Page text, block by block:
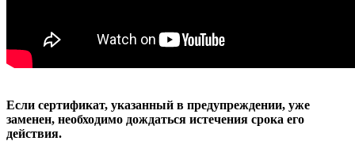
Если сертификат, указанный в предупреждении, уже
заменен, необходимо дождаться истечения срока его
действия.